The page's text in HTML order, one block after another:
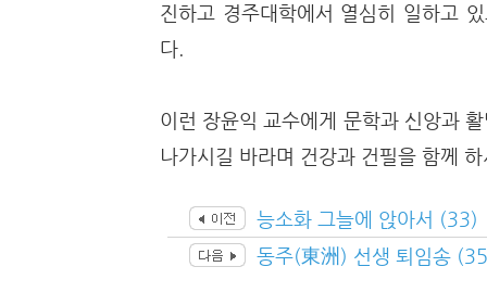
진하고 경주대학에서 열심히 일하고
다.
이런 장윤익 교수에게 문학과 신앙과
나가시길 바라며 건강과 건필을 함께
능소화 그늘에 앉아서 (33)
동주(東洲) 선생 퇴임송